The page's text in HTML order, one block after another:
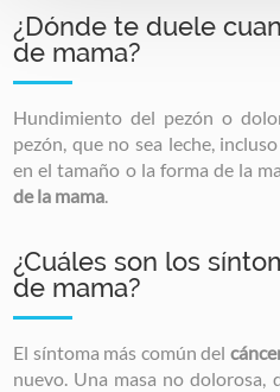
¿Dónde te duele
de mama?
Hundimiento del pezón o
pezón, que no sea leche,
en el tamaño o la forma de la
de la mama.
¿Cuáles son los
de mama?
El síntoma más común del
nuevo. Una masa no dolorosa,